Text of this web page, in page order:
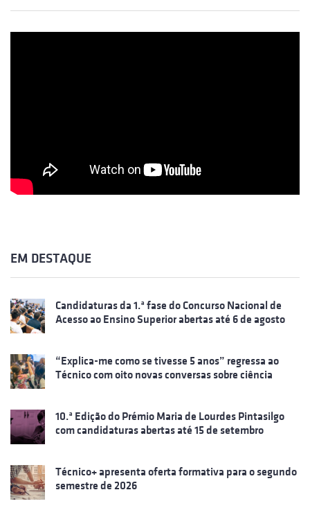
EM DESTAQUE
Candidaturas da 1.ª fase do Concurso Nacional de
Acesso ao Ensino Superior abertas até 6 de agosto
“Explica-me como se tivesse 5 anos” regressa ao
Técnico com oito novas conversas sobre ciência
10.ª Edição do Prémio Maria de Lourdes Pintasilgo
com candidaturas abertas até 15 de setembro
Técnico+ apresenta oferta formativa para o segundo
semestre de 2026